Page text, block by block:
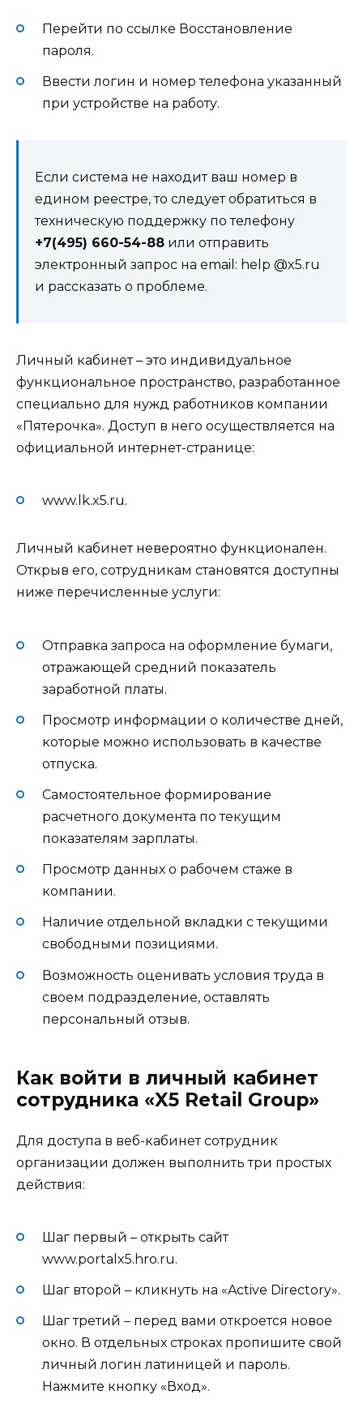
Перейти по ссылке Восстановление
пароля.
Ввести логин и номер телефона указанный
при устройстве на работу.
Если система не находит ваш номер в
едином реестре, то следует обратиться в
техническую поддержку по телефону
+7(495) 660-54-88 или отправить
электронный запрос на email: help @x5.ru
и рассказать о проблеме.
Личный кабинет – это индивидуальное
функциональное пространство, разработанное
специально для нужд работников компании
«Пятерочка». Доступ в него осуществляется на
официальной интернет-странице:
www.lk.x5.ru.
Личный кабинет невероятно функционален.
Открыв его, сотрудникам становятся доступны
ниже перечисленные услуги:
Отправка запроса на оформление бумаги,
отражающей средний показатель
заработной платы.
Просмотр информации о количестве дней,
которые можно использовать в качестве
отпуска.
Самостоятельное формирование
расчетного документа по текущим
показателям зарплаты.
Просмотр данных о рабочем стаже в
компании.
Наличие отдельной вкладки с текущими
свободными позициями.
Возможность оценивать условия труда в
своем подразделение, оставлять
персональный отзыв.
Как войти в личный кабинет
сотрудника «X5 Retail Group»
Для доступа в веб-кабинет сотрудник
организации должен выполнить три простых
действия:
Шаг первый – открыть сайт
www.portalx5.hro.ru.
Шаг второй – кликнуть на «Active Directory».
Шаг третий – перед вами откроется новое
окно. В отдельных строках пропишите свой
личный логин латиницей и пароль.
Нажмите кнопку «Вход».